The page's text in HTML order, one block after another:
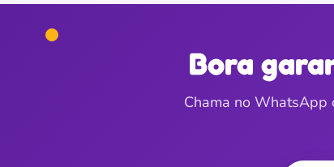
Bora
Chama no WhatsApp